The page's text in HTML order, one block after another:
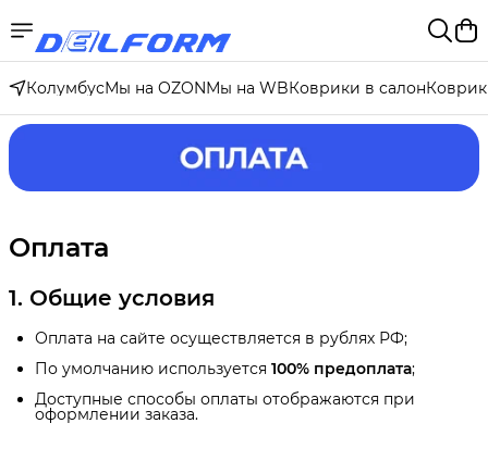
КолумбусМы на OZONМы на WBКоврики в салон
Оплата
1. Общие условия
Оплата на сайте осуществляется в рублях РФ;
По умолчанию используется 100% предоплата;
Доступные способы оплаты отображаются при
оформлении заказа.